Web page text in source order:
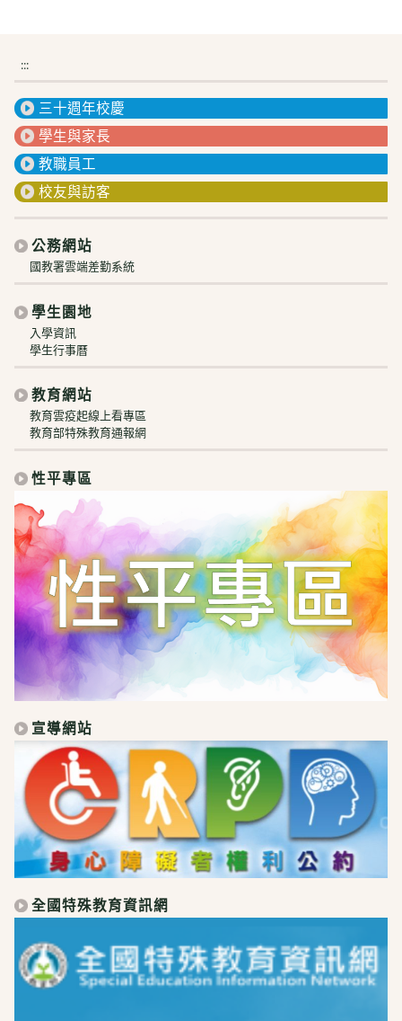
:::
三十週年校慶
學生與家長
教職員工
校友與訪客
公務網站
國教署雲端差勤系統
學生園地
入學資訊
學生行事曆
教育網站
教育雲疫起線上看專區
教育部特殊教育通報網
性平專區
宣導網站
全國特殊教育資訊網